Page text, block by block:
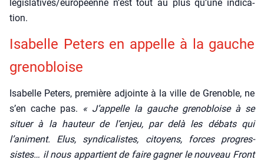
législatives/européenne n’est tout au plus qu’une indi­ca­
tion.
Isa­belle Peters en appelle à la gauche
gre­no­bloise
Isa­belle Peters, pre­mière adjointe à la ville de Gre­noble, ne
s’en cache pas. « J’appelle la gauche gre­no­bloise à se
situer à la hau­teur de l’enjeu, par delà les débats qui
l’animent. Elus, syn­di­ca­listes, citoyens, forces pro­gres­
sistes… il nous appar­tient de faire gagner le nou­veau Front